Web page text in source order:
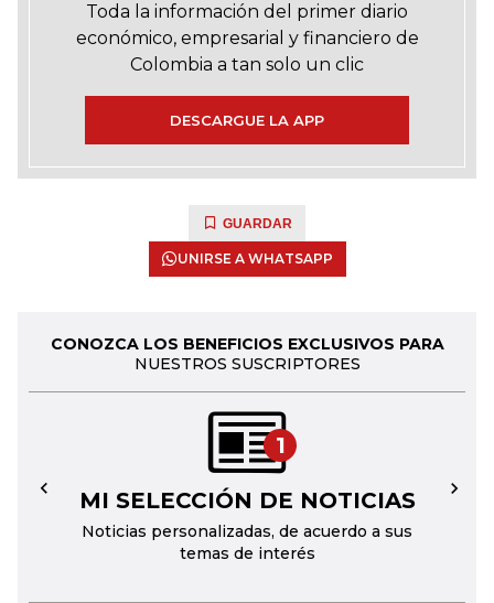
Toda la información del primer diario
económico, empresarial y financiero de
Colombia a tan solo un clic
DESCARGUE LA APP
GUARDAR
UNIRSE A WHATSAPP
CONOZCA LOS BENEFICIOS EXCLUSIVOS PARA
NUESTROS SUSCRIPTORES
1
MI SELECCIÓN DE NOTICIAS
Noticias personalizadas, de acuerdo a sus
temas de interés
← →